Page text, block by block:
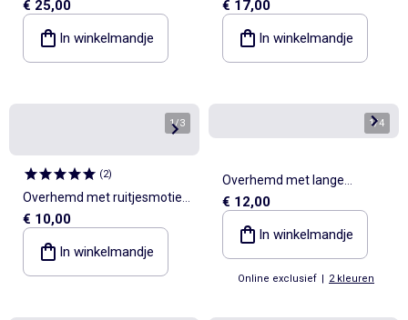
€ 25,00
In winkelmandje
€ 17,00
In winkelmandje
1/3
(2)
Overhemd met ruitjesmotief
en lange mouwen
€ 10,00
In winkelmandje
1/4
Overhemd met lange
mouwen van ribfluweel
€ 12,00
In winkelmandje
Online exclusief | 2 kleuren